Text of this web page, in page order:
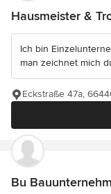
Hausmeister &
Ich bin
man zeichnet mich
Eckstraße 47a,
Bu